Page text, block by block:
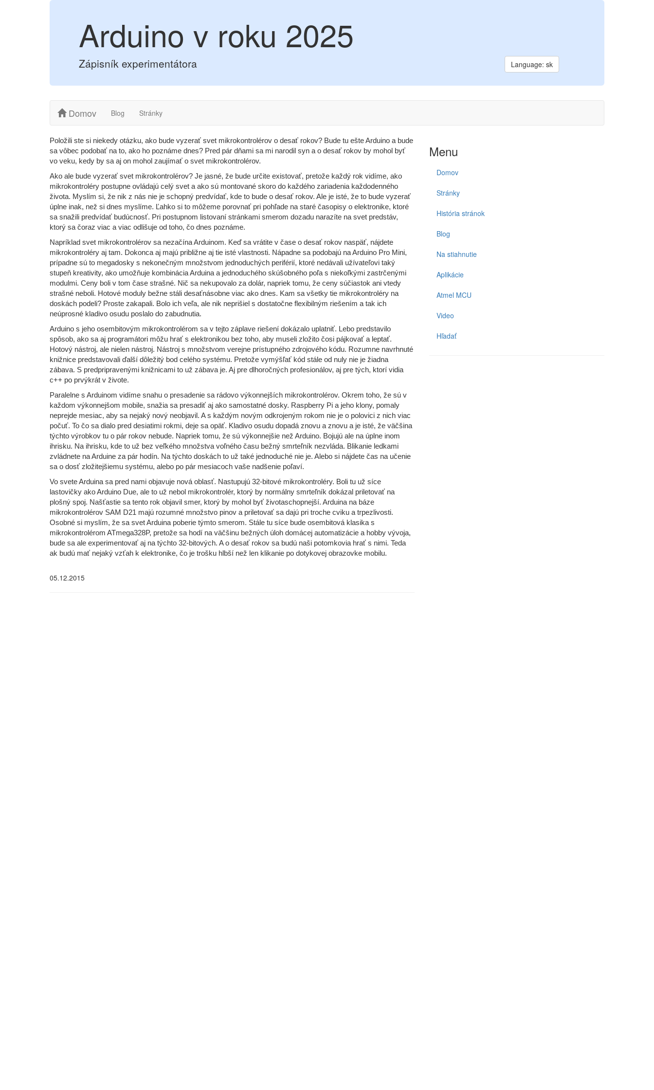
Arduino v roku 2025
Zápisník experimentátora Language: sk
Domov Blog Stránky
Položili ste si niekedy otázku, ako bude vyzerať svet mikrokontrolérov o desať rokov? Bude tu ešte Arduino a bude
sa vôbec podobať na to, ako ho poznáme dnes? Pred pár dňami sa mi narodil syn a o desať rokov by mohol byť
vo veku, kedy by sa aj on mohol zaujímať o svet mikrokontrolérov.
Ako ale bude vyzerať svet mikrokontrolérov? Je jasné, že bude určite existovať, pretože každý rok vidíme, ako
mikrokontroléry postupne ovládajú celý svet a ako sú montované skoro do každého zariadenia každodenného
života. Myslím si, že nik z nás nie je schopný predvídať, kde to bude o desať rokov. Ale je isté, že to bude vyzerať
úplne inak, než si dnes myslíme. Ľahko si to môžeme porovnať pri pohľade na staré časopisy o elektronike, ktoré
sa snažili predvídať budúcnosť. Pri postupnom listovaní stránkami smerom dozadu narazíte na svet predstáv,
ktorý sa čoraz viac a viac odlišuje od toho, čo dnes poznáme.
Napríklad svet mikrokontrolérov sa nezačína Arduinom. Keď sa vrátite v čase o desať rokov naspäť, nájdete
mikrokontroléry aj tam. Dokonca aj majú približne aj tie isté vlastnosti. Nápadne sa podobajú na Arduino Pro Mini,
prípadne sú to megadosky s nekonečným množstvom jednoduchých periférií, ktoré nedávali užívateľovi taký
stupeň kreativity, ako umožňuje kombinácia Arduina a jednoduchého skúšobného poľa s niekoľkými zastrčenými
modulmi. Ceny boli v tom čase strašné. Nič sa nekupovalo za dolár, napriek tomu, že ceny súčiastok ani vtedy
strašné neboli. Hotové moduly bežne stáli desaťnásobne viac ako dnes. Kam sa všetky tie mikrokontroléry na
doskách podeli? Proste zakapali. Bolo ich veľa, ale nik neprišiel s dostatočne flexibilným riešením a tak ich
neúprosné kladivo osudu poslalo do zabudnutia.
Arduino s jeho osembitovým mikrokontrolérom sa v tejto záplave riešení dokázalo uplatniť. Lebo predstavilo
spôsob, ako sa aj programátori môžu hrať s elektronikou bez toho, aby museli zložito čosi pájkovať a leptať.
Hotový nástroj, ale nielen nástroj. Nástroj s množstvom verejne prístupného zdrojového kódu. Rozumne navrhnuté
knižnice predstavovali ďalší dôležitý bod celého systému. Pretože vymýšľať kód stále od nuly nie je žiadna
zábava. S predpripravenými knižnicami to už zábava je. Aj pre dlhoročných profesionálov, aj pre tých, ktorí vidia
c++ po prvýkrát v živote.
Paralelne s Arduinom vidíme snahu o presadenie sa rádovo výkonnejších mikrokontrolérov. Okrem toho, že sú v
každom výkonnejšom mobile, snažia sa presadiť aj ako samostatné dosky. Raspberry Pi a jeho klony, pomaly
neprejde mesiac, aby sa nejaký nový neobjavil. A s každým novým odkrojeným rokom nie je o polovici z nich viac
počuť. To čo sa dialo pred desiatimi rokmi, deje sa opäť. Kladivo osudu dopadá znovu a znovu a je isté, že väčšina
týchto výrobkov tu o pár rokov nebude. Napriek tomu, že sú výkonnejšie než Arduino. Bojujú ale na úplne inom
ihrisku. Na ihrisku, kde to už bez veľkého množstva voľného času bežný smrteľník nezvláda. Blikanie ledkami
zvládnete na Arduine za pár hodín. Na týchto doskách to už také jednoduché nie je. Alebo si nájdete čas na učenie
sa o dosť zložitejšiemu systému, alebo po pár mesiacoch vaše nadšenie poľaví.
Vo svete Arduina sa pred nami objavuje nová oblasť. Nastupujú 32-bitové mikrokontroléry. Boli tu už síce
lastovičky ako Arduino Due, ale to už nebol mikrokontrolér, ktorý by normálny smrteľník dokázal priletovať na
plošný spoj. Našťastie sa tento rok objavil smer, ktorý by mohol byť životaschopnejší. Arduina na báze
mikrokontrolérov SAM D21 majú rozumné množstvo pinov a priletovať sa dajú pri troche cviku a trpezlivosti.
Osobné si myslím, že sa svet Arduina poberie týmto smerom. Stále tu síce bude osembitová klasika s
mikrokontrolérom ATmega328P, pretože sa hodí na väčšinu bežných úloh domácej automatizácie a hobby vývoja,
bude sa ale experimentovať aj na týchto 32-bitových. A o desať rokov sa budú naši potomkovia hrať s nimi. Teda
ak budú mať nejaký vzťah k elektronike, čo je trošku hlbší než len klikanie po dotykovej obrazovke mobilu.
05.12.2015
Menu
Domov
Stránky
História stránok
Blog
Na stiahnutie
Aplikácie
Atmel MCU
Video
Hľadať